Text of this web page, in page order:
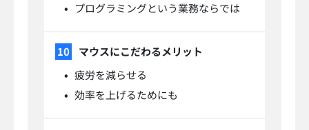
プログラミングという業務ならでは
マウスにこだわるメリット
疲労を減らせる
効率を上げるためにも